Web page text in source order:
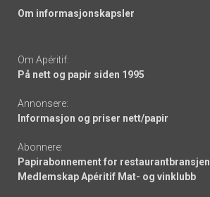
Om informasjonskapsler
Om Apéritif:
På nett og papir siden 1995
Annonsere:
Informasjon og priser nett/papir
Abonnere:
Papirabonnement for restaurantbransjen
Medlemskap Apéritif Mat- og vinklubb